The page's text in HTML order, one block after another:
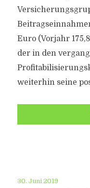
Euro (Vorjahr
der in den
weiterhin seine
30. Juni 2019